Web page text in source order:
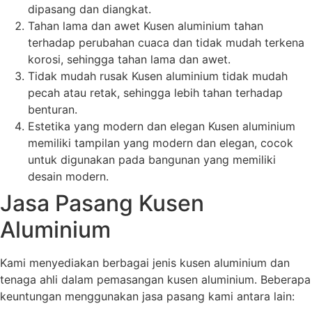
dipasang dan diangkat.
Tahan lama dan awet Kusen aluminium tahan
terhadap perubahan cuaca dan tidak mudah terkena
korosi, sehingga tahan lama dan awet.
Tidak mudah rusak Kusen aluminium tidak mudah
pecah atau retak, sehingga lebih tahan terhadap
benturan.
Estetika yang modern dan elegan Kusen aluminium
memiliki tampilan yang modern dan elegan, cocok
untuk digunakan pada bangunan yang memiliki
desain modern.
Jasa Pasang Kusen
Aluminium
Kami menyediakan berbagai jenis kusen aluminium dan
tenaga ahli dalam pemasangan kusen aluminium. Beberapa
keuntungan menggunakan jasa pasang kami antara lain: